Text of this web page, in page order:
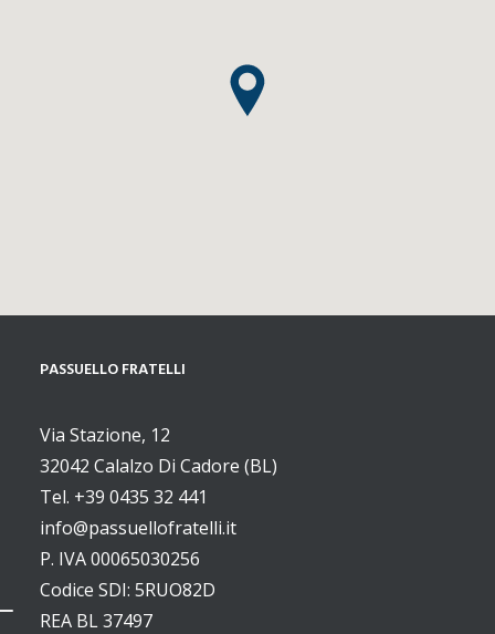
PASSUELLO FRATELLI
Via Stazione, 12
32042 Calalzo Di Cadore (BL)
Tel. +39 0435 32 441
info@passuellofratelli.it
P. IVA 00065030256
Codice SDI: 5RUO82D
REA BL 37497